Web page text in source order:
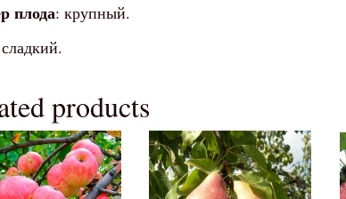
плода: крупный.
products